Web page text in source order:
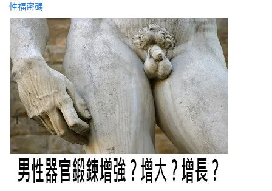
性福密碼